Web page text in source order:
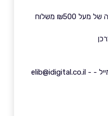
*משלוח בעלות של ₪50, ברכישה של מעל ₪500 משלוח
*החלפה בתיאום מראש בלבד במייל - elib@idigital.co.il -